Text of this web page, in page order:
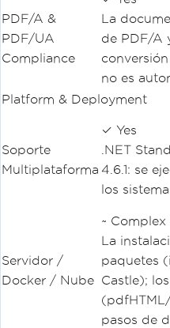
PDF/A &
PDF/UA
Compliance
La
de PDF/A
no es
Platform & Deployment
Soporte
Multiplataforma
✓ Yes
.NET
4.6.1: se
los
Servidor /
Docker / Nube
~ Complex
La
paquetes
Castle);
pasos de